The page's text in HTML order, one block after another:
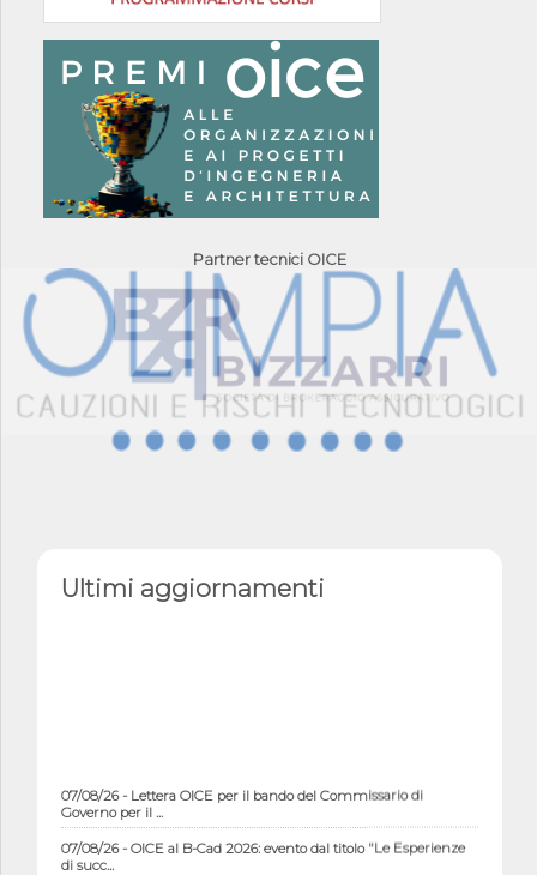
Partner tecnici OICE
Ultimi aggiornamenti
07/08/26 - Lettera OICE per il bando del Commissario di
Governo per il ...
07/08/26 - OICE al B-Cad 2026: evento dal titolo "Le Esperienze
di succ...